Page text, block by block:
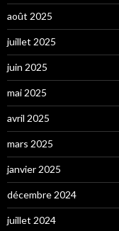
août 2025
juillet 2025
juin 2025
mai 2025
avril 2025
mars 2025
janvier 2025
décembre 2024
juillet 2024